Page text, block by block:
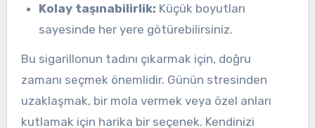
Kolay taşınabilirlik: Küçük boyutları
sayesinde her yere götürebilirsiniz.
Bu sigarillonun tadını çıkarmak için, doğru
zamanı seçmek önemlidir. Günün stresinden
uzaklaşmak, bir mola vermek veya özel anları
kutlamak için harika bir seçenek. Kendinizi